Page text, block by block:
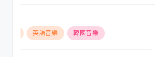
Posted
流行音樂 饒舌與嘻哈音樂